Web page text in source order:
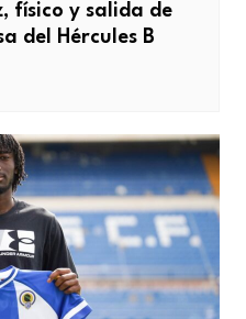
físico y salida de
del Hércules B